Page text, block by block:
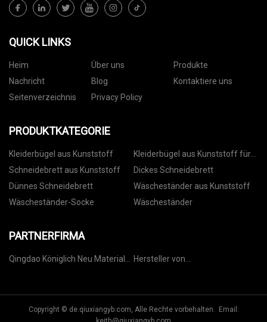
QUICK LINKS
Heim Über uns
Produkte
Nachricht
Blog
Kontaktiere uns
Seitenverzeichnis
Privacy Policy
PRODUKTKATEGORIE
Kleiderbügel aus Kunststoff
Kleiderbügel aus Kunststoff für
Hosen
Schneidebrett aus Kunststoff
Dickes Schneidebrett
Dünnes Schneidebrett
Wäscheständer aus Kunststoff
Wäscheständer-Socke
Wäscheständer
PARTNERFIRMA
Qingdao Königlich Neu Material
Hersteller von
Copyright © de.qiuxiangyb.com, Alle Rechte vorbehalten. Email: